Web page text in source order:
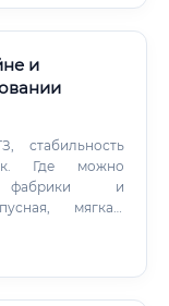
и
стабильность
Где можно
мягкая,